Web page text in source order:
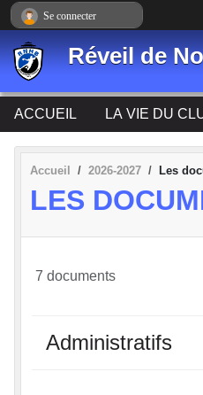
Réveil de
ACCUEIL LA VIE DU
Accueil 2026-2027 Les
LES
7 documents
Administratifs
Se connecter
Panneau de gestion des cookies